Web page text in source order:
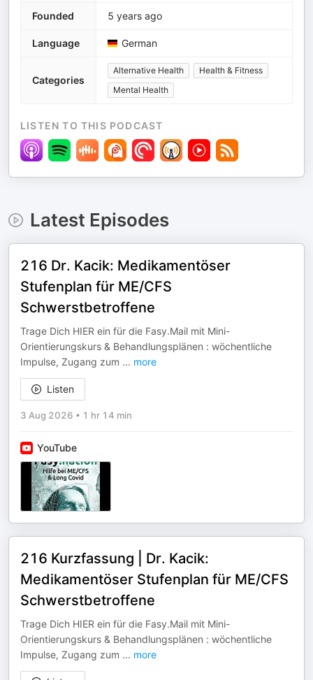
Founded 5 years ago
Language German
Categories
Alternative Health
Health & Fitness
Mental Health
LISTEN TO THIS PODCAST
Latest Episodes
216 Dr. Kacik: Medikamentöser
Stufenplan für ME/CFS
Schwerstbetroffene
Trage Dich HIER ein für die Fasy.Mail mit Mini-
Orientierungskurs & Behandlungsplänen : wöchentliche
Impulse, Zugang zum ... more
Listen
3 Aug 2026 • 1 hr 14 min
YouTube
216 Kurzfassung | Dr. Kacik:
Medikamentöser Stufenplan für ME/CFS
Schwerstbetroffene
Trage Dich HIER ein für die Fasy.Mail mit Mini-
Orientierungskurs & Behandlungsplänen : wöchentliche
Impulse, Zugang zum ... more